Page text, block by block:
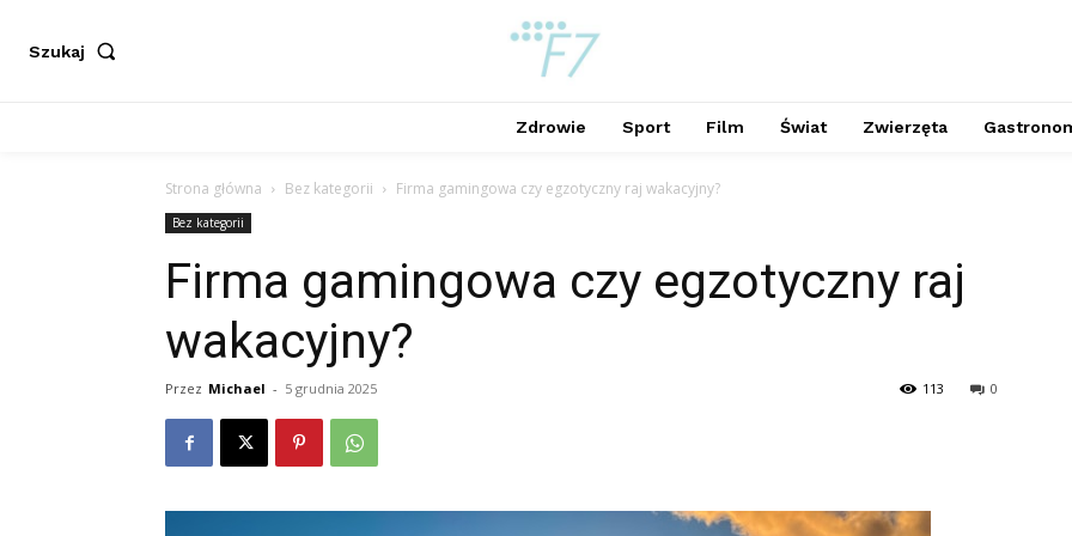
Szukaj
Zdrowie Sport Film Świat Zwierzęta
Strona główna Bez kategorii Firma gamingowa czy egzotyczny raj wakacyjny?
Bez kategorii
Firma gamingowa czy egzotyczny raj
wakacyjny?
Przez Michael - 5 grudnia 2025 0
113